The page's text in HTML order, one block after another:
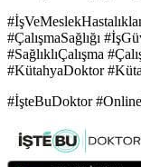
#ÇalışmaSağlığı
#SağlıklıÇalışma
#KütahyaDoktor
#İşteBuDoktor